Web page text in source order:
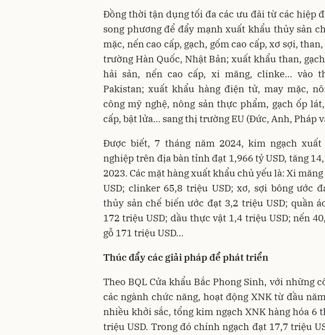
Đồng thời tận dụng tối đa các ưu đãi từ các hiệp
song phương để đẩy mạnh xuất khẩu thủy sản
mặc, nến cao cấp, gạch, gốm cao cấp, xơ sợi,
trường Hàn Quốc, Nhật Bản; xuất khẩu than,
hải sản, nến cao cấp, xi măng, clinke… vào
Pakistan; xuất khẩu hàng điện tử, may mặc,
công mỹ nghệ, nông sản thực phẩm, gạch ốp
cấp, bật lửa... sang thị trường EU (Đức, Anh, Pháp
Được biết, 7 tháng năm 2024, kim ngạch
nghiệp trên địa bàn tỉnh đạt 1,966 tỷ USD, tăng
2023. Các mặt hàng xuất khẩu chủ yếu là: Xi
USD; clinker 65,8 triệu USD; xơ, sợi bông ước
thủy sản chế biến ước đạt 3,2 triệu USD; quần
172 triệu USD; dầu thực vật 1,4 triệu USD; nến
gỗ 171 triệu USD…
Thúc đẩy các giải pháp để phát triển
Theo BQL Cửa khẩu Bắc Phong Sinh, với những
các ngành chức năng, hoạt động XNK từ đầu
nhiều khởi sắc, tổng kim ngạch XNK hàng hóa 6
triệu USD. Trong đó chính ngạch đạt 17,7 triệu